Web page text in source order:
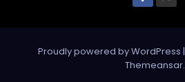
Proudly powered by WordPress |
Themeansar.